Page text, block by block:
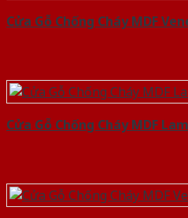
Cửa Gỗ Chống Cháy MDF
Cửa Gỗ Chống Cháy MDF